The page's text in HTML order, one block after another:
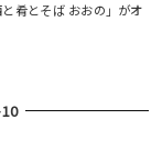
肴とそば おおの」がオ